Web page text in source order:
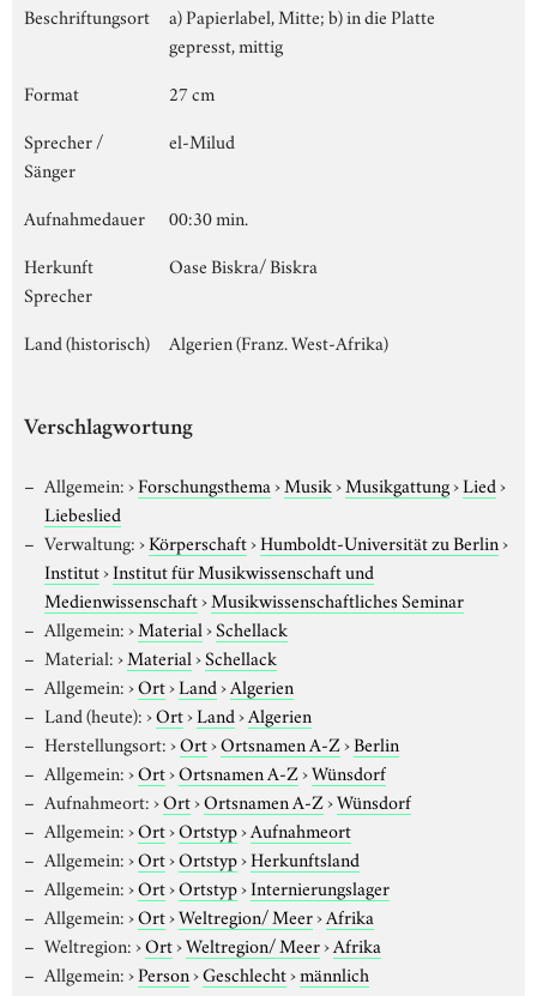
Beschriftungsort
a) Papierlabel, Mitte; b) in die Platte
gepresst, mittig
Format
27 cm
Sprecher /
Sänger
el-Milud
Aufnahmedauer
00:30 min.
Herkunft
Sprecher
Oase Biskra/ Biskra
Land (historisch) Algerien (Franz. West-Afrika)
Verschlagwortung
Allgemein:›Forschungsthema›Musik›Musikgattung›Lied›
Liebeslied
Verwaltung:›Körperschaft›Humboldt-Universität zu Berlin›
Institut›Institut für Musikwissenschaft und
Medienwissenschaft›Musikwissenschaftliches Seminar
Allgemein:›Material›Schellack
Material:›Material›Schellack
Allgemein:›Ort›Land›Algerien
Land (heute):›Ort›Land›Algerien
Herstellungsort:›Ort›Ortsnamen A-Z›Berlin
Allgemein:›Ort›Ortsnamen A-Z›Wünsdorf
Aufnahmeort:›Ort›Ortsnamen A-Z›Wünsdorf
Allgemein:›Ort›Ortstyp›Aufnahmeort
Allgemein:›Ort›Ortstyp›Herkunftsland
Allgemein:›Ort›Ortstyp›Internierungslager
Allgemein:›Ort›Weltregion/ Meer›Afrika
Weltregion:›Ort›Weltregion/ Meer›Afrika
Allgemein:›Person›Geschlecht›männlich